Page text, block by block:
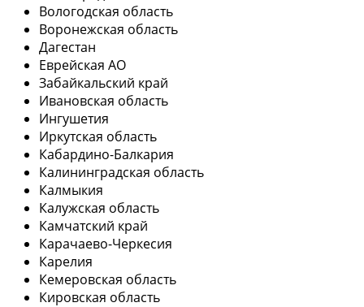
Вологодская область
Воронежская область
Дагестан
Еврейская АО
Забайкальский край
Ивановская область
Ингушетия
Иркутская область
Кабардино-Балкария
Калининградская область
Калмыкия
Калужская область
Камчатский край
Карачаево-Черкесия
Карелия
Кемеровская область
Кировская область